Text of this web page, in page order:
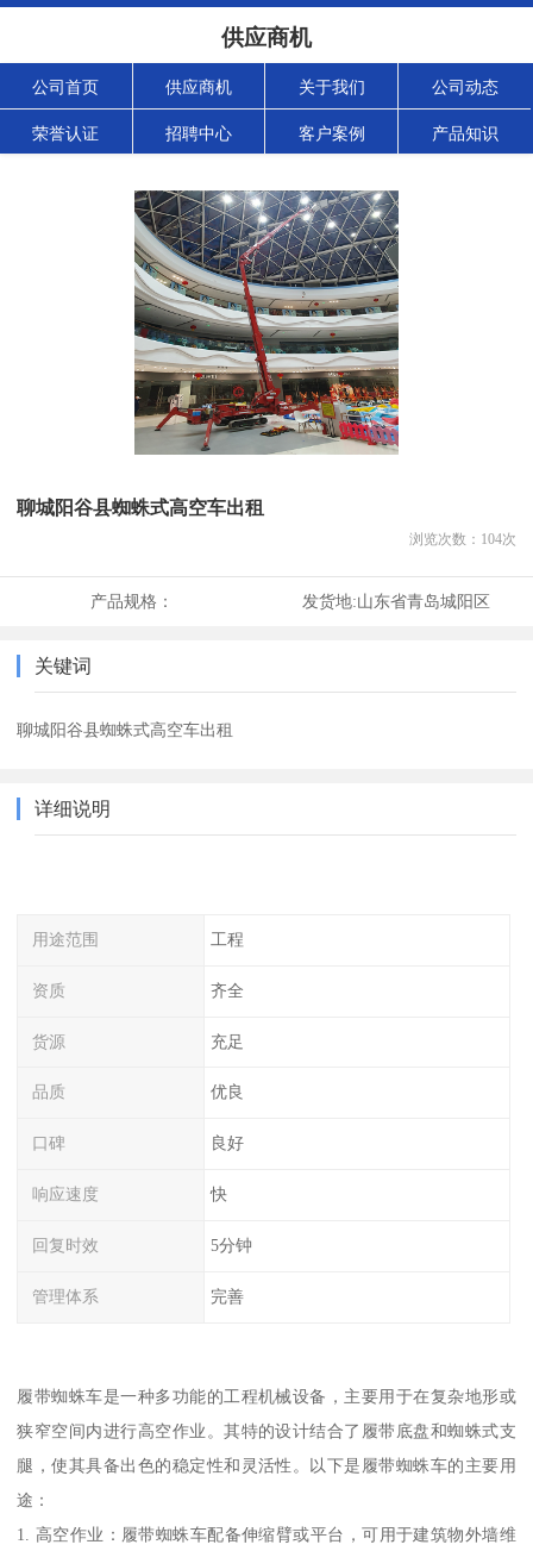
供应商机
公司首页 供应商机 关于我们 公司动态
荣誉认证 招聘中心 客户案例 产品知识
聊城阳谷县蜘蛛式高空车出租
浏览次数： 104次
产品规格： 发货地:山东省青岛城阳区
关键词
聊城阳谷县蜘蛛式高空车出租
详细说明
用途范围 工程
资质 齐全
货源 充足
品质 优良
口碑 良好
响应速度 快
回复时效 5分钟
管理体系 完善
履带蜘蛛车是一种多功能的工程机械设备，主要用于在复杂地形或
狭窄空间内进行高空作业。其特的设计结合了履带底盘和蜘蛛式支
腿，使其具备出色的稳定性和灵活性。以下是履带蜘蛛车的主要用
途：
1. 高空作业：履带蜘蛛车配备伸缩臂或平台，可用于建筑物外墙维